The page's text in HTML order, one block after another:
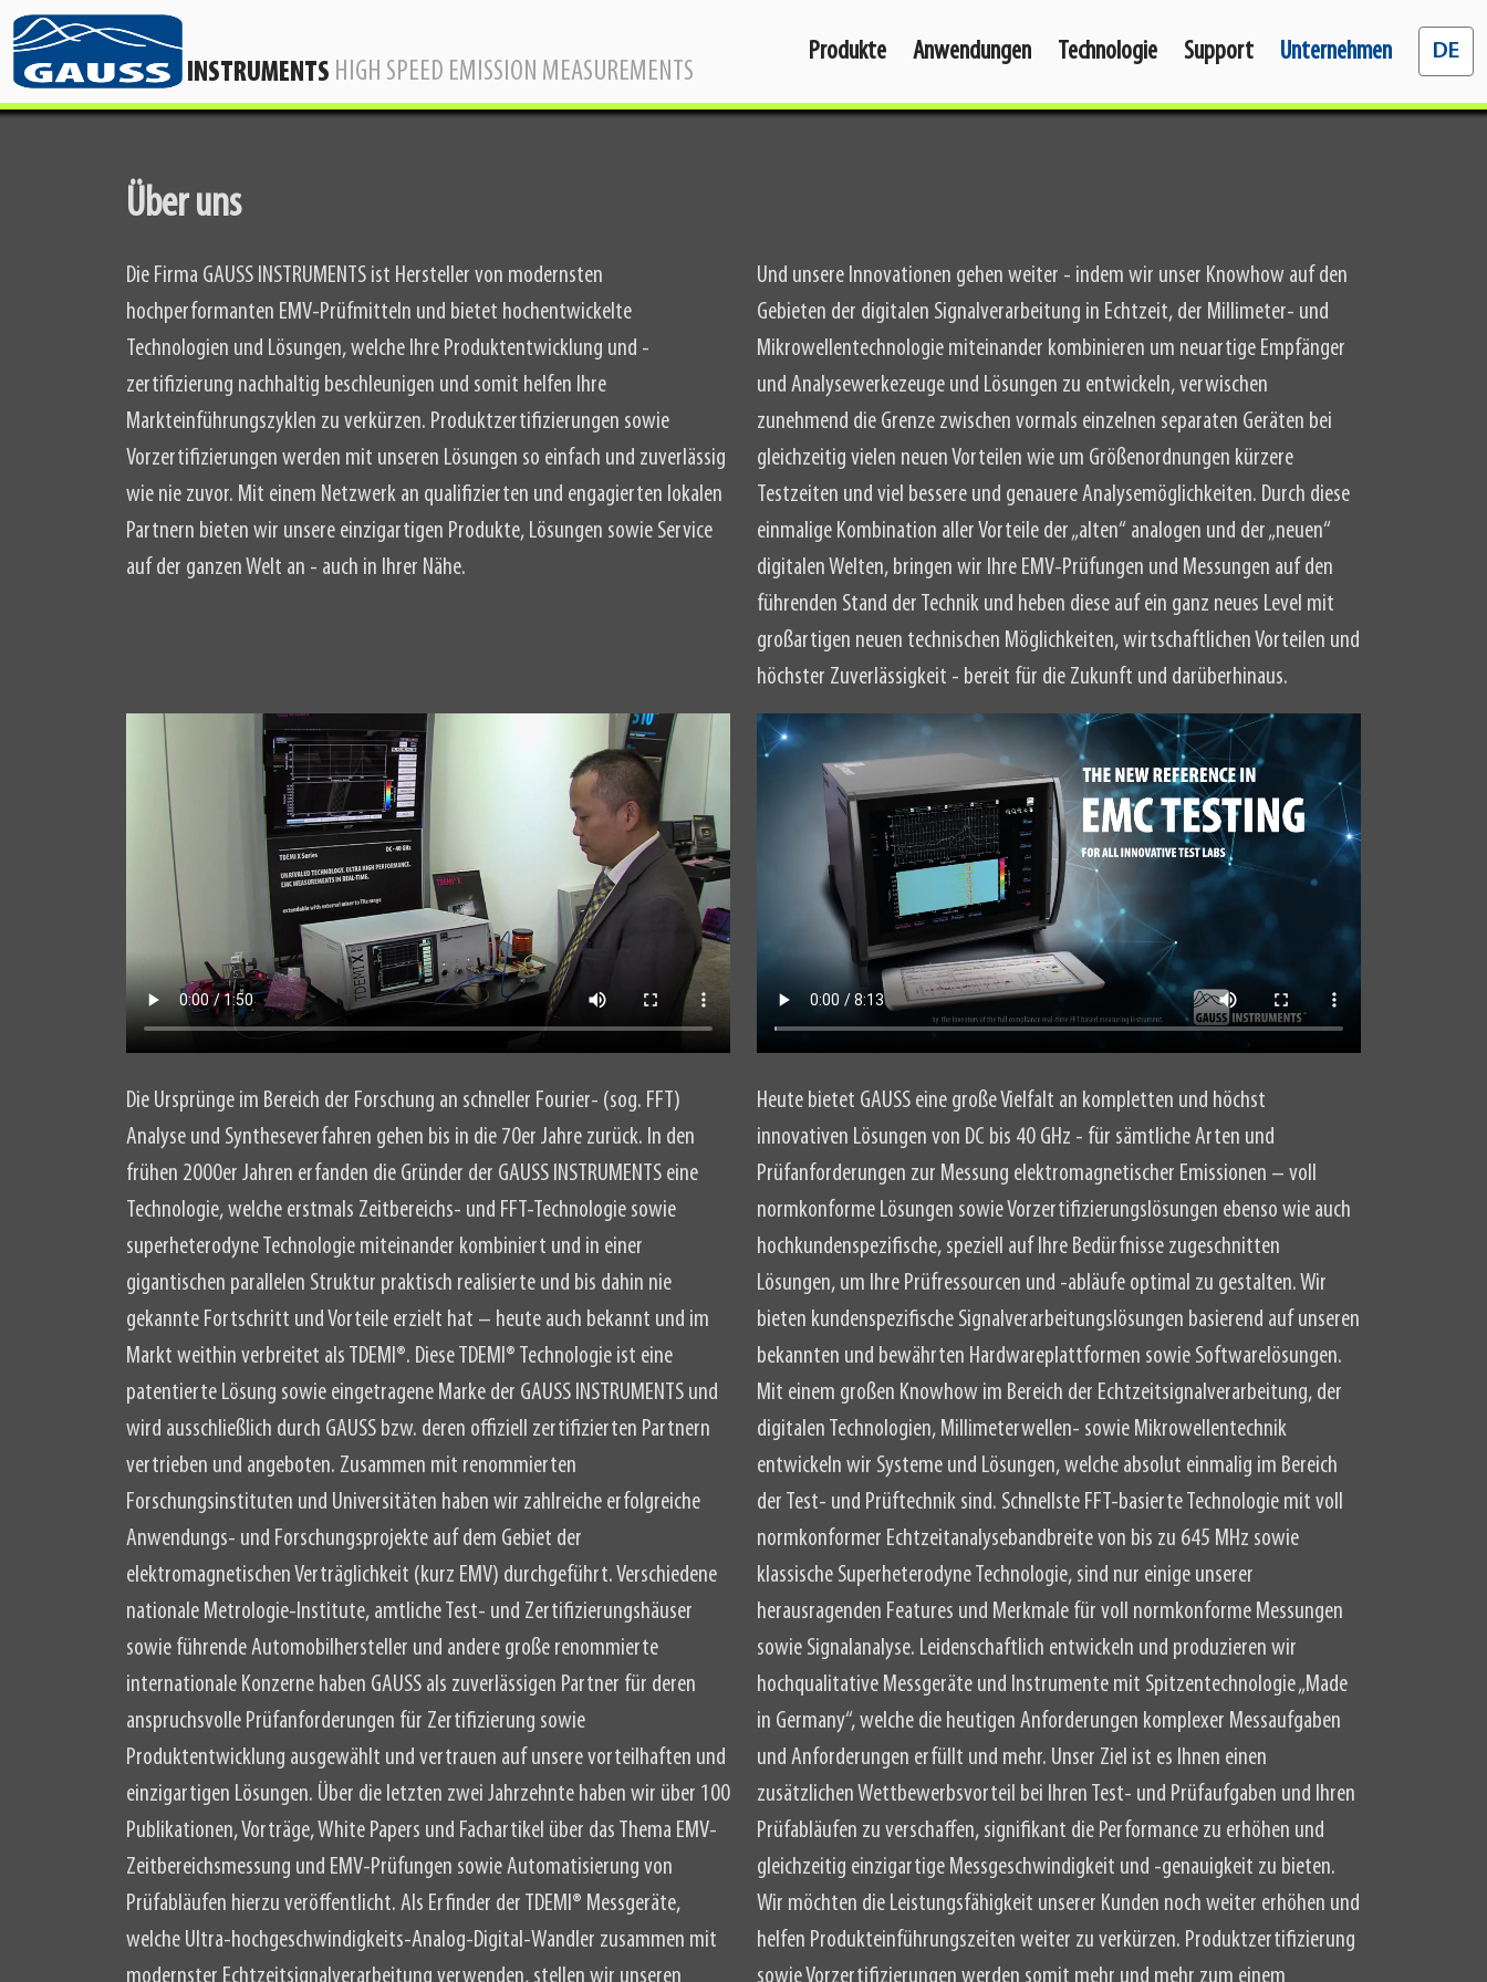
INSTRUMENTS HIGH SPEED EMISSION MEASUREMENTS
Produkte Anwendungen Technologie Support Unternehmen Sprache
DE
Über uns
Die Firma GAUSS INSTRUMENTS ist Hersteller von modernsten
hochperformanten EMV-Prüfmitteln und bietet hochentwickelte
Technologien und Lösungen, welche Ihre Produktentwicklung und -
zertifizierung nachhaltig beschleunigen und somit helfen Ihre
Markteinführungszyklen zu verkürzen. Produktzertifizierungen sowie
Vorzertifizierungen werden mit unseren Lösungen so einfach und zuverlässig
wie nie zuvor. Mit einem Netzwerk an qualifizierten und engagierten lokalen
Partnern bieten wir unsere einzigartigen Produkte, Lösungen sowie Service
auf der ganzen Welt an - auch in Ihrer Nähe.
Die Ursprünge im Bereich der Forschung an schneller Fourier- (sog. FFT)
Analyse und Syntheseverfahren gehen bis in die 70er Jahre zurück. In den
frühen 2000er Jahren erfanden die Gründer der GAUSS INSTRUMENTS eine
Technologie, welche erstmals Zeitbereichs- und FFT-Technologie sowie
superheterodyne Technologie miteinander kombiniert und in einer
gigantischen parallelen Struktur praktisch realisierte und bis dahin nie
gekannte Fortschritt und Vorteile erzielt hat – heute auch bekannt und im
Markt weithin verbreitet als TDEMI®. Diese TDEMI® Technologie ist eine
patentierte Lösung sowie eingetragene Marke der GAUSS INSTRUMENTS und
wird ausschließlich durch GAUSS bzw. deren offiziell zertifizierten Partnern
vertrieben und angeboten. Zusammen mit renommierten
Forschungsinstituten und Universitäten haben wir zahlreiche erfolgreiche
Anwendungs- und Forschungsprojekte auf dem Gebiet der
elektromagnetischen Verträglichkeit (kurz EMV) durchgeführt. Verschiedene
nationale Metrologie-Institute, amtliche Test- und Zertifizierungshäuser
sowie führende Automobilhersteller und andere große renommierte
internationale Konzerne haben GAUSS als zuverlässigen Partner für deren
anspruchsvolle Prüfanforderungen für Zertifizierung sowie
Produktentwicklung ausgewählt und vertrauen auf unsere vorteilhaften und
einzigartigen Lösungen. Über die letzten zwei Jahrzehnte haben wir über 100
Publikationen, Vorträge, White Papers und Fachartikel über das Thema EMV-
Zeitbereichsmessung und EMV-Prüfungen sowie Automatisierung von
Prüfabläufen hierzu veröffentlicht. Als Erfinder der TDEMI® Messgeräte,
welche Ultra-hochgeschwindigkeits-Analog-Digital-Wandler zusammen mit
Und unsere Innovationen gehen weiter - indem wir unser Knowhow auf den
Gebieten der digitalen Signalverarbeitung in Echtzeit, der Millimeter- und
Mikrowellentechnologie miteinander kombinieren um neuartige Empfänger
und Analysewerkezeuge und Lösungen zu entwickeln, verwischen
zunehmend die Grenze zwischen vormals einzelnen separaten Geräten bei
gleichzeitig vielen neuen Vorteilen wie um Größenordnungen kürzere
Testzeiten und viel bessere und genauere Analysemöglichkeiten. Durch diese
einmalige Kombination aller Vorteile der „alten“ analogen und der „neuen“
digitalen Welten, bringen wir Ihre EMV-Prüfungen und Messungen auf den
führenden Stand der Technik und heben diese auf ein ganz neues Level mit
großartigen neuen technischen Möglichkeiten, wirtschaftlichen Vorteilen und
höchster Zuverlässigkeit - bereit für die Zukunft und darüberhinaus.
Heute bietet GAUSS eine große Vielfalt an kompletten und höchst
innovativen Lösungen von DC bis 40 GHz - für sämtliche Arten und
Prüfanforderungen zur Messung elektromagnetischer Emissionen – voll
normkonforme Lösungen sowie Vorzertifizierungslösungen ebenso wie auch
hochkundenspezifische, speziell auf Ihre Bedürfnisse zugeschnitten
Lösungen, um Ihre Prüfressourcen und -abläufe optimal zu gestalten. Wir
bieten kundenspezifische Signalverarbeitungslösungen basierend auf unseren
bekannten und bewährten Hardwareplattformen sowie Softwarelösungen.
Mit einem großen Knowhow im Bereich der Echtzeitsignalverarbeitung, der
digitalen Technologien, Millimeterwellen- sowie Mikrowellentechnik
entwickeln wir Systeme und Lösungen, welche absolut einmalig im Bereich
der Test- und Prüftechnik sind. Schnellste FFT-basierte Technologie mit voll
normkonformer Echtzeitanalysebandbreite von bis zu 645 MHz sowie
klassische Superheterodyne Technologie, sind nur einige unserer
herausragenden Features und Merkmale für voll normkonforme Messungen
sowie Signalanalyse. Leidenschaftlich entwickeln und produzieren wir
hochqualitative Messgeräte und Instrumente mit Spitzentechnologie „Made
in Germany“, welche die heutigen Anforderungen komplexer Messaufgaben
und Anforderungen erfüllt und mehr. Unser Ziel ist es Ihnen einen
zusätzlichen Wettbewerbsvorteil bei Ihren Test- und Prüfaufgaben und Ihren
Prüfabläufen zu verschaffen, signifikant die Performance zu erhöhen und
gleichzeitig einzigartige Messgeschwindigkeit und -genauigkeit zu bieten.
Wir möchten die Leistungsfähigkeit unserer Kunden noch weiter erhöhen und
helfen Produkteinführungszeiten weiter zu verkürzen. Produktzertifizierung